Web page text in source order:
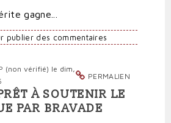
gagne...
publier des commentaires
PERMALIEN
(non vérifié) le dim,
À SOUTENIR LE
PAR BRAVADE